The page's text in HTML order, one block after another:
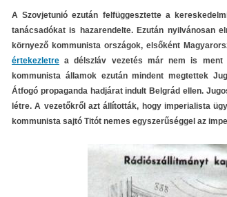
A Szovjetunió ezután felfüggesztette a
tanácsadókat is hazarendelte. Ezután nyilvánosan
környező kommunista országok, elsőként
értekezletre a délszláv vezetés már nem is
kommunista államok ezután mindent megtettek
Átfogó propaganda hadjárat indult Belgrád ellen.
létre. A vezetőkről azt állították, hogy imperialista
kommunista sajtó Titót nemes egyszerűséggel az